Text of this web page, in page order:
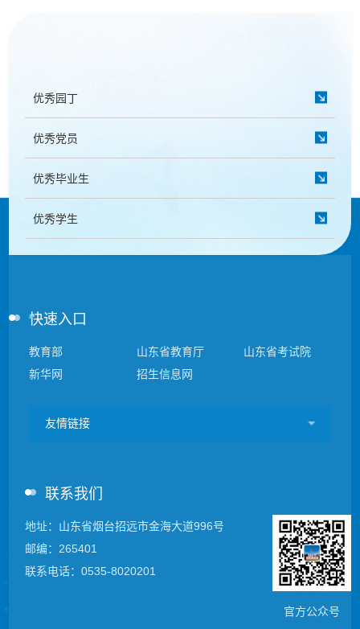
优秀园丁
优秀党员
优秀毕业生
优秀学生
快速入口
教育部 山东省教育厅
山东省考试院
新华网
招生信息网
友情链接
联系我们
地址：山东省烟台招远市金海大道996号
邮编：265401
联系电话：0535-8020201
官方公众号